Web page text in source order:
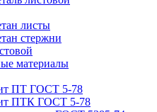
листы
стержни
материалы
ПТ ГОСТ 5-78
ПТК ГОСТ 5-78